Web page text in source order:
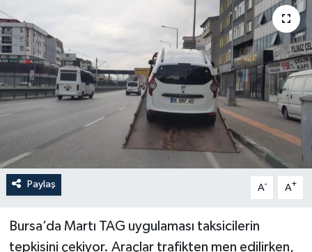
Paylaş A- A+
Bursa’da Martı TAG uygulaması taksicilerin
tepkisini çekiyor. Araçlar trafikten men edilirken,